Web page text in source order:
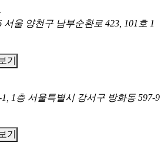
서울 양천구 남부순환로 423, 101호 1
기
1층 서울특별시 강서구 방화동 597-9
기